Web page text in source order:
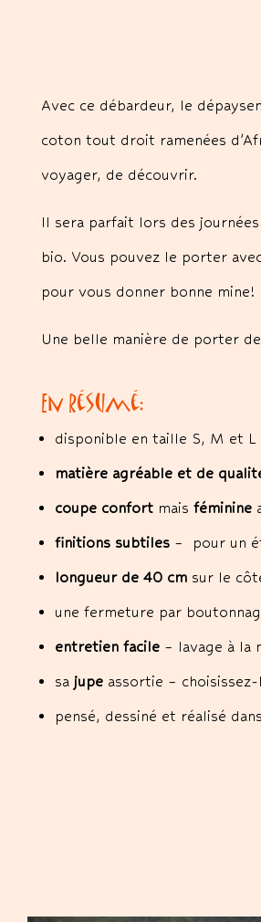
Avec ce débardeur, le
coton tout droit ramenées
voyager, de découvrir.
Il sera parfait lors des
bio. Vous pouvez le porter
pour vous donner bonne mine!
Une belle manière de porter
En résumé:
disponible en taille S, M et
matière agréable et de
coupe confort mais féminine
finitions subtiles – pour un
longueur de 40 cm sur le
une fermeture par
entretien facile – lavage à la
sa jupe assortie –
pensé, dessiné et réalisé